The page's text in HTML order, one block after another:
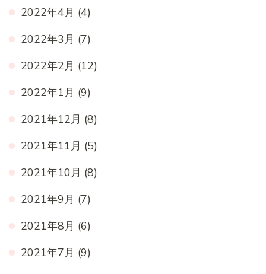
2022年4月 (4)
2022年3月 (7)
2022年2月 (12)
2022年1月 (9)
2021年12月 (8)
2021年11月 (5)
2021年10月 (8)
2021年9月 (7)
2021年8月 (6)
2021年7月 (9)